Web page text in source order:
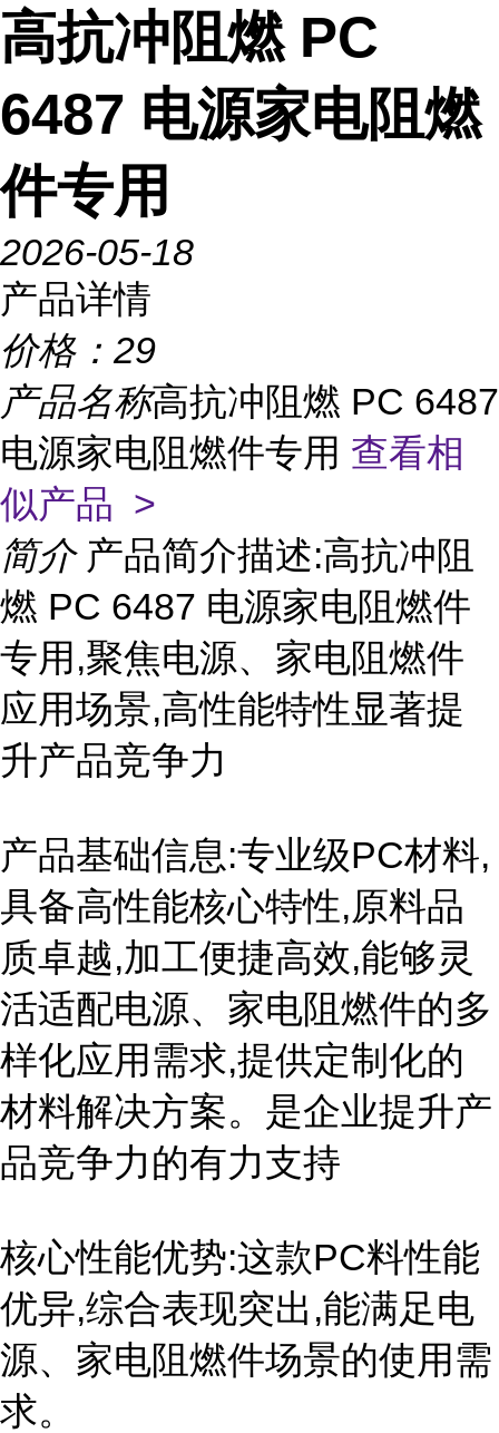
高抗冲阻燃 PC
6487 电源家电阻燃
件专用
2026-05-18
产品详情
价格： 29
产品名称高抗冲阻燃 PC 6487
电源家电阻燃件专用 查看相
似产品 >
简介 产品简介描述:高抗冲阻
燃 PC 6487 电源家电阻燃件
专用,聚焦电源、家电阻燃件
应用场景,高性能特性显著提
升产品竞争力
产品基础信息:专业级PC材料,
具备高性能核心特性,原料品
质卓越,加工便捷高效,能够灵
活适配电源、家电阻燃件的多
样化应用需求,提供定制化的
材料解决方案。是企业提升产
品竞争力的有力支持
核心性能优势:这款PC料性能
优异,综合表现突出,能满足电
源、家电阻燃件场景的使用需
求。